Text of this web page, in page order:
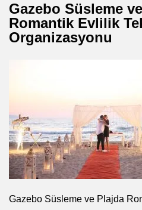
Gazebo Süsleme
Romantik Evlilik
Organizasyonu
Gazebo Süsleme ve Plajda